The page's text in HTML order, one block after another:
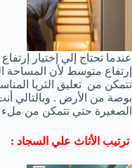
عندما تحتاج إلي إختيار
إرتفاع متوسط لأن المساحة
بوصة من الأرض . وبالتالي
الصغيرة حتي تتمكن من ملء
ترتيب الأثاث علي السجاد :